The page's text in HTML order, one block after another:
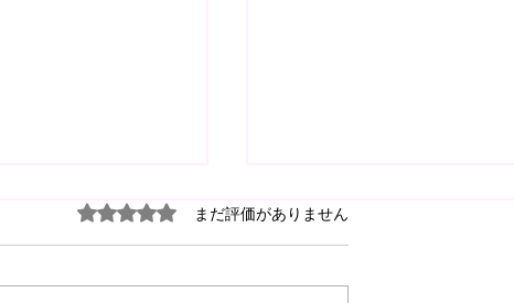
5つ星のうち0と評価されています。
まだ評価がありません